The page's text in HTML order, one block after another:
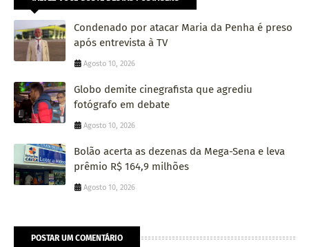
Condenado por atacar Maria da Penha é preso
após entrevista à TV
Agosto 10, 2026
Globo demite cinegrafista que agrediu
fotógrafo em debate
Agosto 10, 2026
Bolão acerta as dezenas da Mega-Sena e leva
prêmio R$ 164,9 milhões
Agosto 10, 2026
POSTAR UM COMENTÁRIO